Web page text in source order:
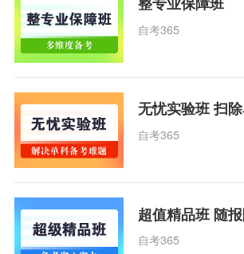
自考365
无忧实验班 扫
自考365
超值精品班 随
自考365